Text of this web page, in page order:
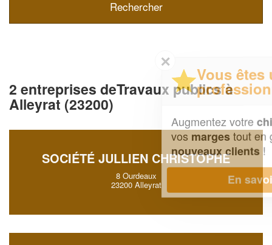
2 entreprises deTravaux publics à
Alleyrat (23200)
SOCIÉTÉ JULLIEN CHRISTOPHE
8 Ourdeaux
23200 Alleyrat
Vous êtes un
professionnel ?
chiffre d'affaireset
tout en gagnant de
nouveaux clients!
En savoir plus